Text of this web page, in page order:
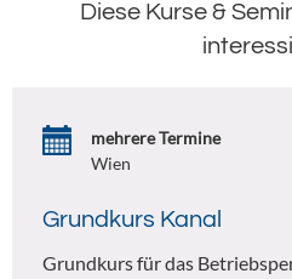
Diese Kurse &
mehrere Termine
Wien
Grundkurs Kanal
Grundkurs für das